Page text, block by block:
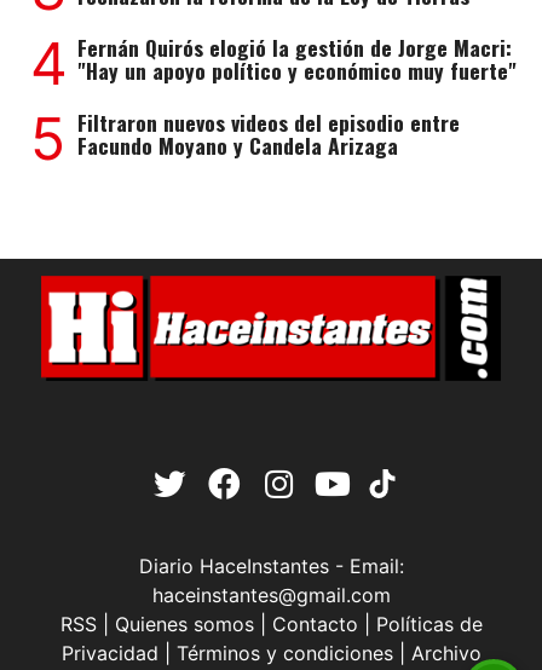
4 Fernán Quirós elogió la gestión de Jorge Macri:
"Hay un apoyo político y económico muy fuerte"
5 Filtraron nuevos videos del episodio entre
Facundo Moyano y Candela Arizaga
Diario HaceInstantes - Email:
haceinstantes@gmail.com
RSS| Quienes somos| Contacto
Políticas de
Privacidad
Términos y condiciones| Archivo